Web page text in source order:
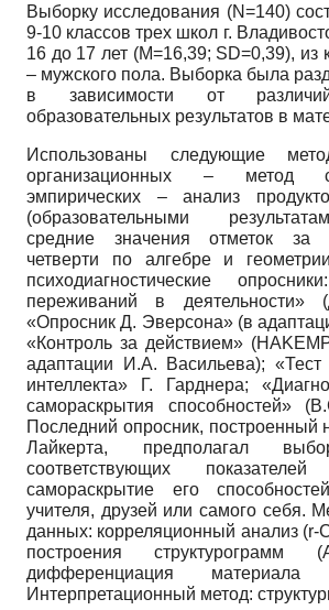
Выборку исследования (N=140)
9-10 классов трех школ г.
16 до 17 лет (M=16,39; SD=0,39), из
– мужского пола. Выборка была
в зависимости от
образовательных результатов в
Использованы следующие
организационных – метод
эмпирических – анализ
(образовательными
средние значения отметок за
четверти по алгебре и
психодиагностические
переживаний в деятельности»
«Опросник Д. Эверсона» (в
«Контроль за действием»
адаптации И.А. Васильева); «Тест
интеллекта» Г. Гарднера;
самораскрытия способностей»
Последний опросник, построенный
Лайкерта, предполагал
соответствующих
самораскрытие его
учителя, друзей или самого себя.
данных: корреляционный анализ (r-
построения структурограмм
дифференциация
Интерпретационный метод: